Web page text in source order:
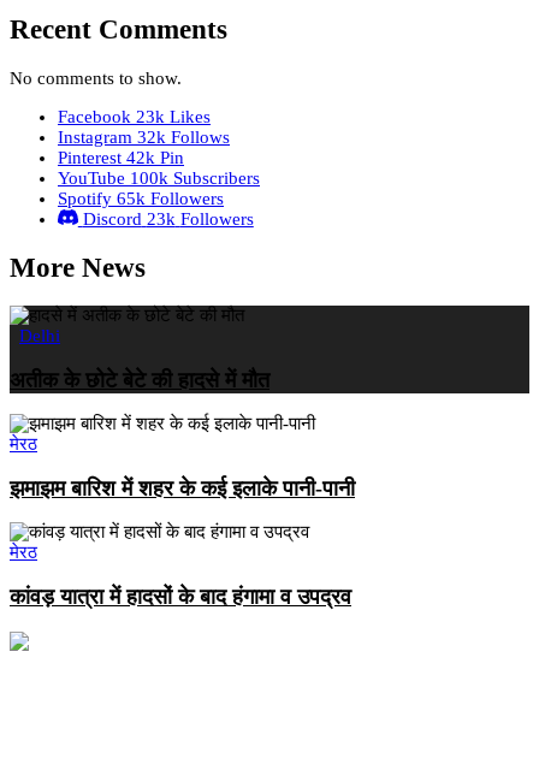
Recent Comments
No comments to show.
Facebook 23k Likes
Instagram 32k Follows
Pinterest 42k Pin
YouTube 100k Subscribers
Spotify 65k Followers
Discord 23k Followers
More News
Delhi
अतीक के छोटे बेटे की हादसे में मौत
मेरठ
झमाझम बारिश में शहर के कई इलाके पानी-पानी
मेरठ
कांवड़ यात्रा में हादसों के बाद हंगामा व उपद्रव